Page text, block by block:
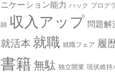
ニケーション能力 ハック プログ
師 収入アップ 問題解
就活本 就職 就職フェア 履
書籍 無駄 独立開業 現状維持